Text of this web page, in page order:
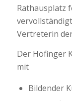
Rathausplatz
Vertreterin
Der Höfinger
mit
Bildender